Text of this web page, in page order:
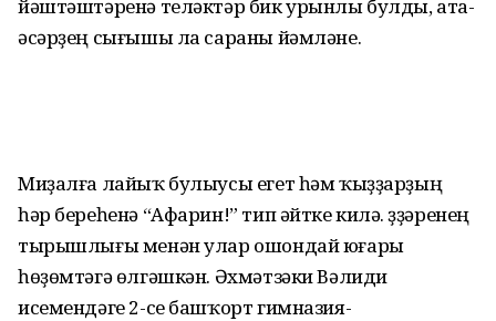
йәштәштәренә теләктәр бик урынлы булды, ата-
әсәрҙең сығышы ла сараны йәмләне.
Миҙалға лайыҡ булыусы егет һәм ҡыҙҙарҙың
һәр береһенә “Афарин!” тип әйтке килә. Үҙҙәренең
тырышлығы менән улар ошондай юғары
һөҙөмтәгә өлгәшкән. Әхмәтзәки Вәлиди
исемендәге 2-се башҡорт гимназия-